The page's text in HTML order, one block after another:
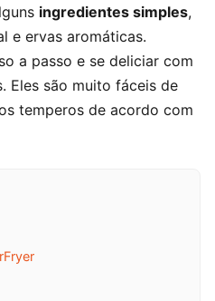
ingredientes simples,
e ervas aromáticas.
a passo e se deliciar com
Eles são muito fáceis de
temperos de acordo com